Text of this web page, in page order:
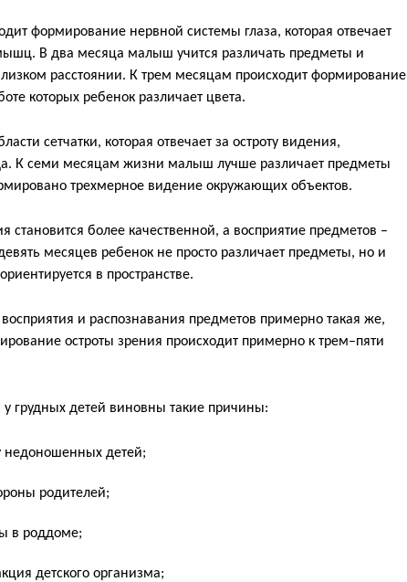
формирование нервной системы глаза, которая отвечает
В два месяца малыш учится различать предметы и
расстоянии. К трем месяцам происходит формирование
которых ребенок различает цвета.
сетчатки, которая отвечает за остроту видения,
К семи месяцам жизни малыш лучше различает предметы
трехмерное видение окружающих объектов.
становится более качественной, а восприятие предметов –
месяцев ребенок не просто различает предметы, но и
в пространстве.
восприятия и распознавания предметов примерно такая же,
остроты зрения происходит примерно к трем–пяти
грудных детей виновны такие причины:
недоношенных детей;
родителей;
в роддоме;
детского организма;